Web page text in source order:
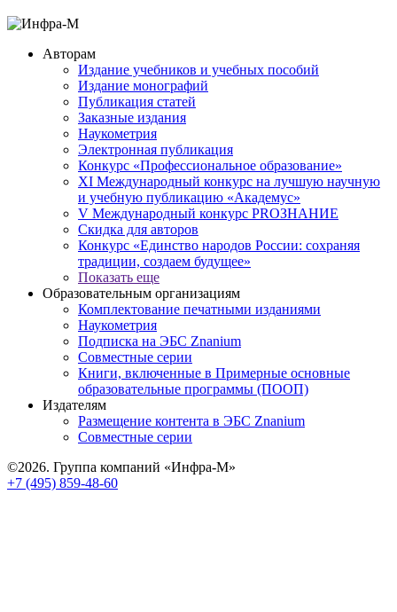
Авторам
Издание учебников и учебных пособий
Издание монографий
Публикация статей
Заказные издания
Наукометрия
Электронная публикация
Конкурс «Профессиональное образование»
XI Международный конкурс на лучшую научную
и учебную публикацию «Академус»
V Международный конкурс PROЗНАНИЕ
Скидка для авторов
Конкурс «Единство народов России: сохраняя
традиции, создаем будущее»
Показать еще
Образовательным организациям
Комплектование печатными изданиями
Наукометрия
Подписка на ЭБС Znanium
Совместные серии
Книги, включенные в Примерные основные
образовательные программы (ПООП)
Издателям
Размещение контента в ЭБС Znanium
Совместные серии
©2026. Группа компаний «Инфра-М»
+7 (495) 859-48-60